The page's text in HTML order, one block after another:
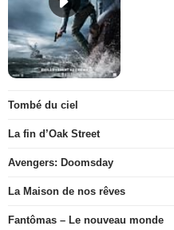
Tombé du ciel
La fin d’Oak Street
Avengers: Doomsday
La Maison de nos rêves
Fantômas – Le nouveau monde